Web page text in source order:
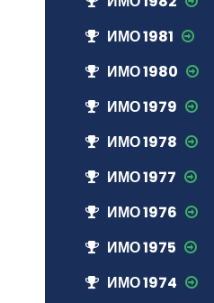
ИМО 1981
ИМО 1980
ИМО 1979
ИМО 1978
ИМО 1977
ИМО 1976
ИМО 1975
ИМО 1974